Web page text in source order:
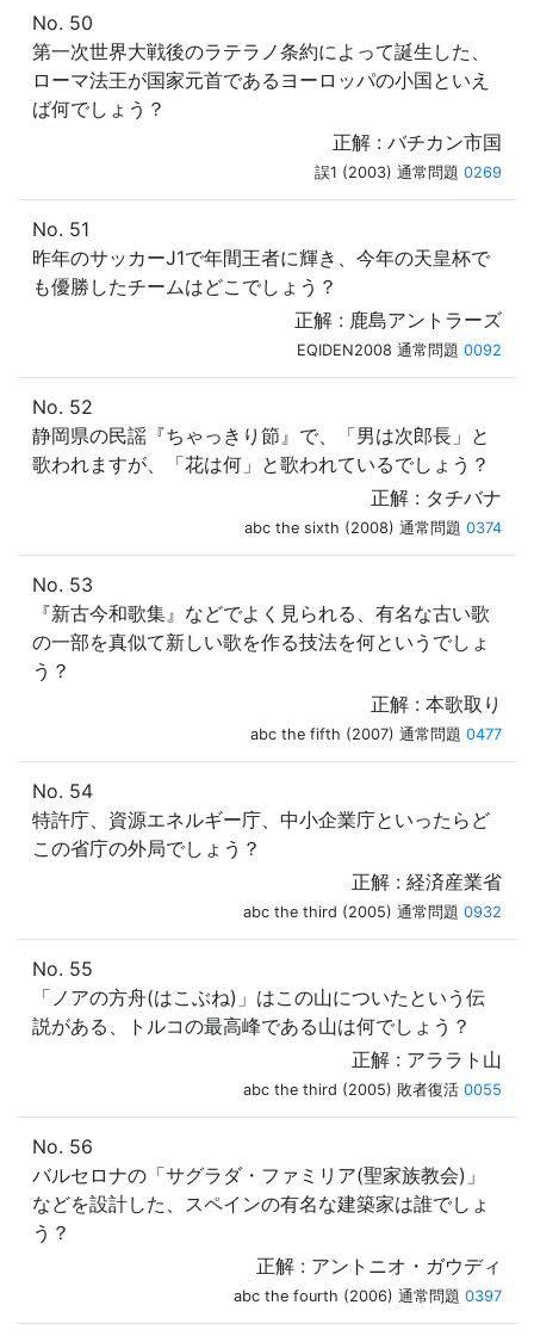
No. 50
第一次世界大戦後のラテラノ条約によって誕生した、
ローマ法王が国家元首であるヨーロッパの小国といえ
ば何でしょう？
正解 : バチカン市国
誤1 (2003) 通常問題 0269
No. 51
昨年のサッカーJ1で年間王者に輝き、今年の天皇杯で
も優勝したチームはどこでしょう？
正解 : 鹿島アントラーズ
EQIDEN2008 通常問題 0092
No. 52
静岡県の民謡『ちゃっきり節』で、「男は次郎長」と
歌われますが、「花は何」と歌われているでしょう？
正解 : タチバナ
abc the sixth (2008) 通常問題 0374
No. 53
『新古今和歌集』などでよく見られる、有名な古い歌
の一部を真似て新しい歌を作る技法を何というでしょ
う？
正解 : 本歌取り
abc the fifth (2007) 通常問題 0477
No. 54
特許庁、資源エネルギー庁、中小企業庁といったらど
この省庁の外局でしょう？
正解 : 経済産業省
abc the third (2005) 通常問題 0932
No. 55
「ノアの方舟(はこぶね)」はこの山についたという伝
説がある、トルコの最高峰である山は何でしょう？
正解 : アララト山
abc the third (2005) 敗者復活 0055
No. 56
バルセロナの「サグラダ・ファミリア(聖家族教会)」
などを設計した、スペインの有名な建築家は誰でしょ
う？
正解 : アントニオ・ガウディ
abc the fourth (2006) 通常問題 0397